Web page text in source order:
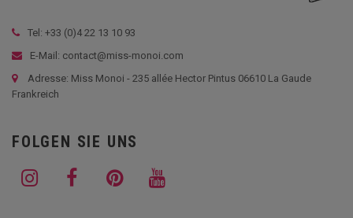
Tel: +33 (0)4 22 13 10 93
E-Mail: contact@miss-monoi.com
Adresse: Miss Monoi - 235 allée Hector Pintus 06610 La Gaude
Frankreich
FOLGEN SIE UNS